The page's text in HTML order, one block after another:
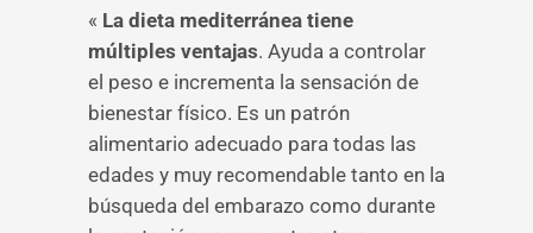
« La dieta mediterránea tiene
múltiples ventajas. Ayuda a controlar
el peso e incrementa la sensación de
bienestar físico. Es un patrón
alimentario adecuado para todas las
edades y muy recomendable tanto en la
búsqueda del embarazo como durante